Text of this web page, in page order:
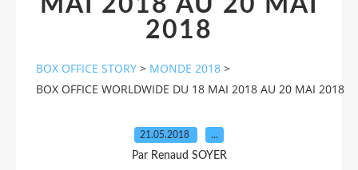
2018
BOX OFFICE STORY > MONDE 2018 >
BOX OFFICE WORLDWIDE DU 18 MAI 2018 AU 20 MAI 2018
21.05.2018 …
Par Renaud SOYER